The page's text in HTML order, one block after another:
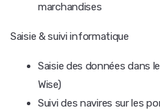
marchandises
Saisie & suivi informatique
Saisie des données dans
Wise)
Suivi des navires sur les